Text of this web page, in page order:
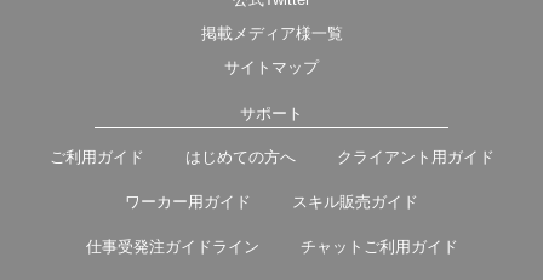
掲載メディア様一覧
サイトマップ
サポート
ご利用ガイド はじめての方へ クライアント用ガイド
ワーカー用ガイド スキル販売ガイド
仕事受発注ガイドライン チャットご利用ガイド